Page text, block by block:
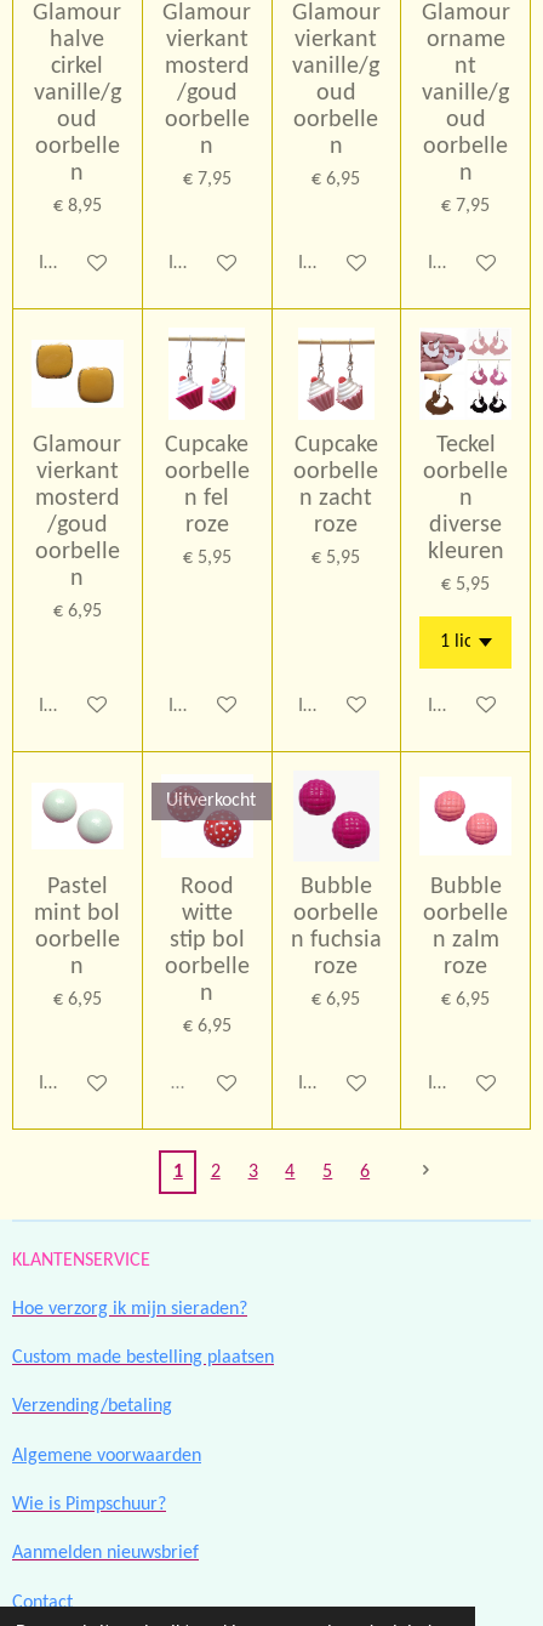
Glamour
halve
cirkel
vanille/g
oud
oorbelle
n
€ 8,95
In winkelwagen
Glamour
vierkant
mosterd
/goud
oorbelle
n
€ 7,95
In winkelwagen
Glamour
vierkant
vanille/g
oud
oorbelle
n
€ 6,95
In winkelwagen
Glamour
orname
nt
vanille/g
oud
oorbelle
n
€ 7,95
In
Glamour
vierkant
mosterd
/goud
oorbelle
n
€ 6,95
In winkelwagen
Cupcake
oorbelle
n fel
roze
€ 5,95
In winkelwagen
Cupcake
oorbelle
n zacht
roze
€ 5,95
In winkelwagen
Teckel
oorbelle
n
diverse
kleuren
€ 5,95
In
Pastel
mint bol
oorbelle
n
€ 6,95
In winkelwagen
Uitverkocht
Rood
witte
stip bol
oorbelle
n
€ 6,95
Uitverkocht
Bubble
oorbelle
n fuchsia
roze
€ 6,95
In winkelwagen
Bubble
oorbelle
n zalm
roze
€ 6,95
In
1 2 3 4 5 6
KLANTENSERVICE
Hoe verzorg ik mijn sieraden?
Custom made bestelling plaatsen
Verzending/betaling
Algemene voorwaarden
Wie is Pimpschuur?
Aanmelden nieuwsbrief
Contact